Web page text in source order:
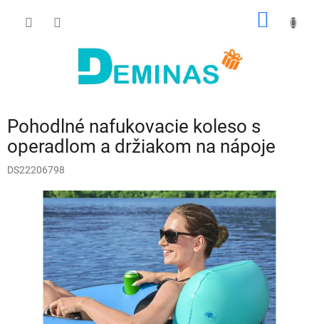
Pohodlné nafukovacie koleso s
operadlom a držiakom na nápoje
DS22206798